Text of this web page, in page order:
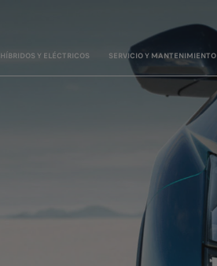
HÍBRIDOS Y ELÉCTRICOS SERVICIO Y MANTENIMIENTO